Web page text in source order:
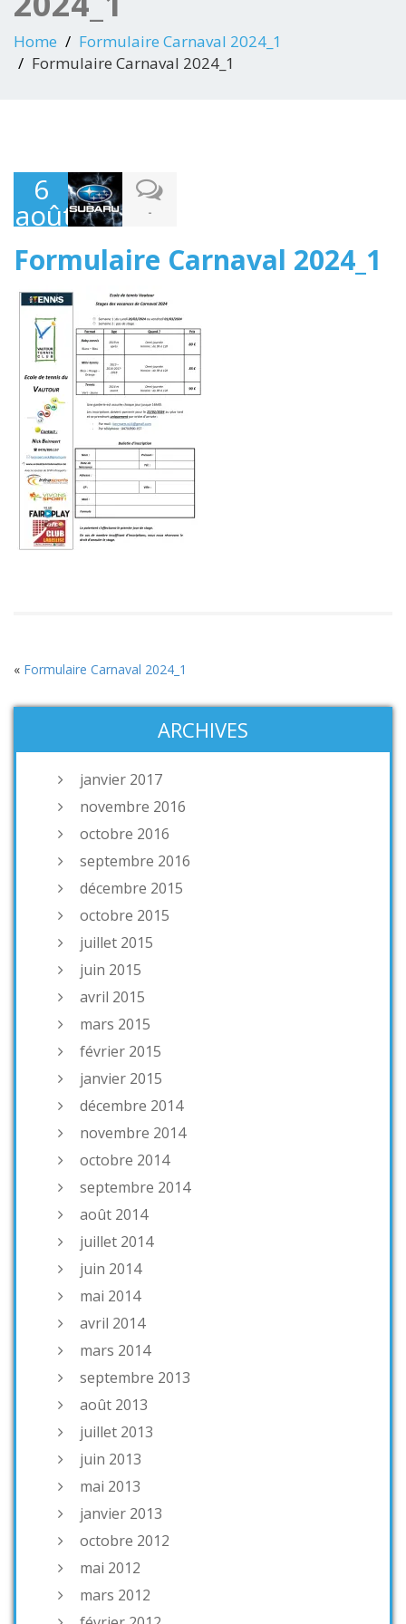
Home
Formulaire Carnaval 2024_1
Formulaire Carnaval 2024_1
6
août
2023
-
Formulaire Carnaval 2024_1
« Formulaire Carnaval 2024_1
ARCHIVES
janvier 2017
novembre 2016
octobre 2016
septembre 2016
décembre 2015
octobre 2015
juillet 2015
juin 2015
avril 2015
mars 2015
février 2015
janvier 2015
décembre 2014
novembre 2014
octobre 2014
septembre 2014
août 2014
juillet 2014
juin 2014
mai 2014
avril 2014
mars 2014
septembre 2013
août 2013
juillet 2013
juin 2013
mai 2013
janvier 2013
octobre 2012
mai 2012
mars 2012